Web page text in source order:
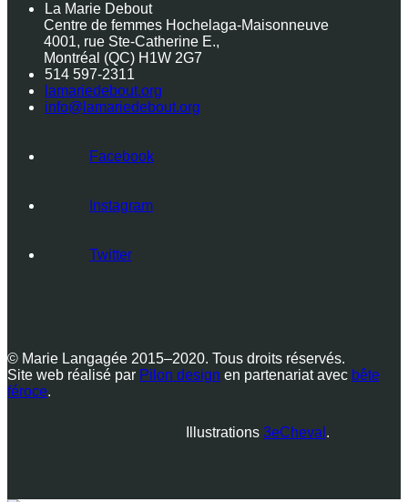
La Marie Debout
Centre de femmes Hochelaga-Maisonneuve
4001, rue Ste-Catherine E.,
Montréal (QC) H1W 2G7
514 597-2311
lamariedebout.org
info@lamariedebout.org
Facebook
Instagram
Twitter
© Marie Langagée 2015–2020. Tous droits réservés.
Site web réalisé par Pilon design en partenariat avec bête
féroce.
Illustrations 3eCheval .